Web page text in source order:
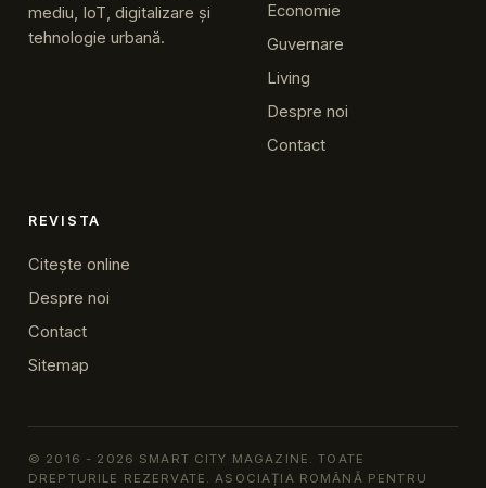
mediu, IoT, digitalizare și
tehnologie urbană.
Economie
Guvernare
Living
Despre noi
Contact
REVISTA
Citește online
Despre noi
Contact
Sitemap
© 2016 - 2026 SMART CITY MAGAZINE. TOATE
DREPTURILE REZERVATE. ASOCIAȚIA ROMÂNĂ PENTRU